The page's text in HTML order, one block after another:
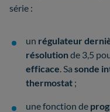
série :
un régulateur
résolutionde 3,5
efficace . Sa sonde
thermostat ;
une fonction de